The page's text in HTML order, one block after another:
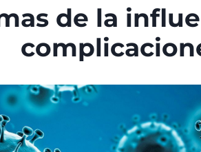
de la